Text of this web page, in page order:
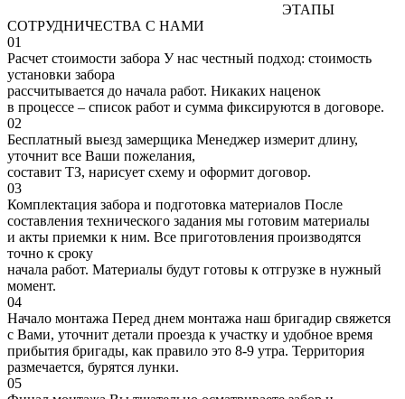
ЭТАПЫ
СОТРУДНИЧЕСТВА С НАМИ
01
Расчет стоимости забора У нас честный подход: стоимость
установки забора
рассчитывается до начала работ. Никаких наценок
в процессе – список работ и сумма фиксируются в договоре.
02
Бесплатный выезд замерщика Менеджер измерит длину,
уточнит все Ваши пожелания,
составит ТЗ, нарисует схему и оформит договор.
03
Комплектация забора и подготовка материалов После
составления технического задания мы готовим материалы
и акты приемки к ним. Все приготовления производятся
точно к сроку
начала работ. Материалы будут готовы к отгрузке в нужный
момент.
04
Начало монтажа Перед днем монтажа наш бригадир свяжется
с Вами, уточнит детали проезда к участку и удобное время
прибытия бригады, как правило это 8-9 утра. Территория
размечается, бурятся лунки.
05